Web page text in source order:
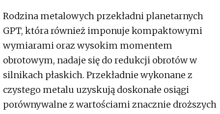
Rodzina metalowych przekładni planetarnych
GPT, która również imponuje kompaktowymi
wymiarami oraz wysokim momentem
obrotowym, nadaje się do redukcji obrotów w
silnikach płaskich. Przekładnie wykonane z
czystego metalu uzyskują doskonałe osiągi
porównywalne z wartościami znacznie droższych